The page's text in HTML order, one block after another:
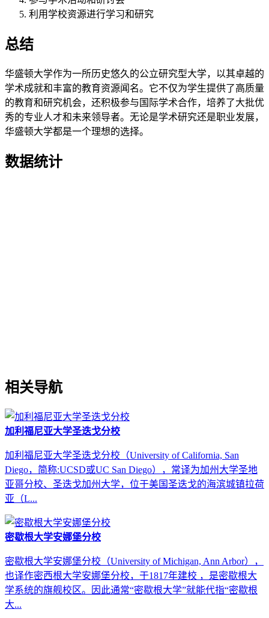
利用学校资源进行学习和研究
总结
华盛顿大学作为一所历史悠久的公立研究型大学，以其卓越的
学术成就和丰富的教育资源闻名。它不仅为学生提供了高质量
的教育和研究机会，还积极参与国际学术合作，培养了大批优
秀的专业人才和未来领导者。无论是学术研究还是职业发展，
华盛顿大学都是一个理想的选择。
数据统计
相关导航
加利福尼亚大学圣迭戈分校
加利福尼亚大学圣迭戈分校（University of California, San
Diego，简称:UCSD或UC San Diego），常译为加州大学圣地
亚哥分校、圣迭戈加州大学，位于美国圣迭戈的海滨城镇拉荷
亚（L...
密歇根大学安娜堡分校
密歇根大学安娜堡分校（University of Michigan, Ann Arbor），
也译作密西根大学安娜堡分校，于1817年建校 ，是密歇根大
学系统的旗舰校区。因此通常“密歇根大学”就能代指“密歇根
大...